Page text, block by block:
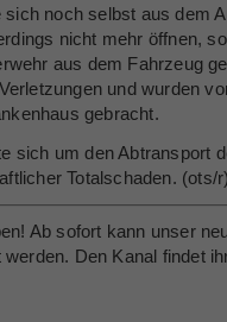
noch selbst aus dem
nicht mehr öffnen,
aus dem Fahrzeug
und wurden
gebracht.
sich um den Abtransport
Totalschaden. (ots/
Ab sofort kann unser
Den Kanal findet